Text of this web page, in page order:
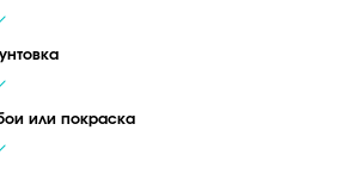
или покраска